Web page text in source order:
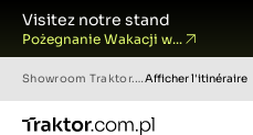
Visitez notre stand
Pożegnanie Wakacji w...
Showroom Traktor.com.pl Afficher l'itinéraire